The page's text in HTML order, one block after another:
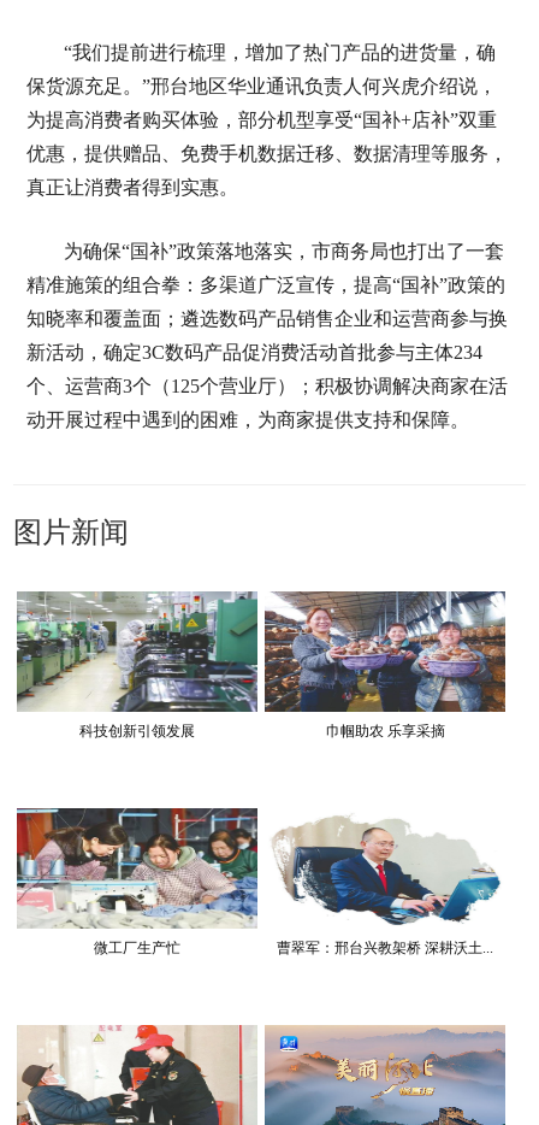
“我们提前进行梳理，增加了热门产品的进货量，确
保货源充足。”邢台地区华业通讯负责人何兴虎介绍说，
为提高消费者购买体验，部分机型享受“国补+店补”双重
优惠，提供赠品、免费手机数据迁移、数据清理等服务，
真正让消费者得到实惠。
为确保“国补”政策落地落实，市商务局也打出了一套
精准施策的组合拳：多渠道广泛宣传，提高“国补”政策的
知晓率和覆盖面；遴选数码产品销售企业和运营商参与换
新活动，确定3C数码产品促消费活动首批参与主体234
个、运营商3个（125个营业厅）；积极协调解决商家在活
动开展过程中遇到的困难，为商家提供支持和保障。
图片新闻
科技创新引领发展 巾帼助农 乐享采摘
微工厂生产忙 曹翠军：邢台兴教架桥 深耕沃土...